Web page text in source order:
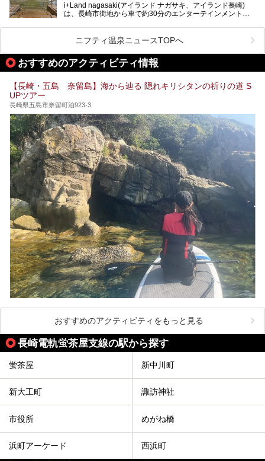
大浴場をはじめ、併設のホテル「Nomon長崎」・食事(ラン
チ)・おすすめの周辺観光まで、それらの全貌を徹底紹介し
───
この記事は天然炭酸温泉 のもん湯のPRレポート記事です。
i+Land nagasaki(アイランド ナガサキ、アイランド長崎)
は、長崎市街地から車で約30分のエンターテインメントリ
んのこと多彩なアクティビティが楽しめ、到底一日では遊び
尽くせない程！ 中でも注目すべきは、日帰り可能な3つのス
パ施設です。
験し、3つのスパ施設に焦点を当て、その全貌を徹底紹介。
「Ark Land Spa」をご紹介します。
ニフティ温泉ニュースTOPへ
おすすめのアクティビティ情報
【長崎・五島 奈留島】海から辿る 隠れキリシタンの祈りの道 S
UPツアー
長崎県五島市奈留町泊923-3
おすすめのアクティビティをもっと見る
長崎電軌蛍茶屋支線の駅から探す
蛍茶屋 新中川町
新大工町 諏訪神社
市役所 めがね橋
浜町アーケード 西浜町